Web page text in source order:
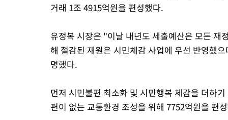
거래 1조 4915억원을 편성했다.
유정복 시장은 "이날 내년도 세출예산은 모든 재
해 절감된 재원은 시민체감 사업에 우선 반영했
명했다.
먼저 시민불편 최소화 및 시민행복 체감을 더하
편이 없는 교통환경 조성을 위해 7752억원을 편